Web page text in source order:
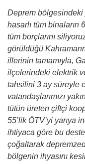
Deprem bölgesindeki
hasarlı tüm binaların
tüm borçlarını
görüldüğü
illerinin tamamıyla,
ilçelerindeki elektrik
tahsilini 3 ay süreyle
vatandaşlarımızı
tütün üreten çiftçi
55’lik ÖTV’yi yarıya
ihtiyaca göre bu
çoğaltarak
bölgenin ihyasını